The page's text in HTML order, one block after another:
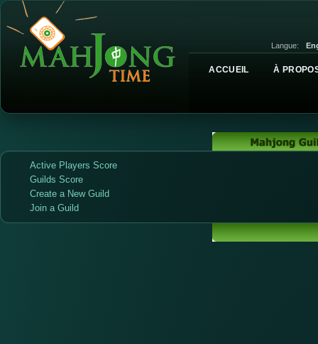
Langue:
ACCUEIL À
Active Players Score
Guilds Score
Create a New Guild
Join a Guild